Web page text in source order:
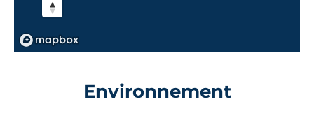
Environnement